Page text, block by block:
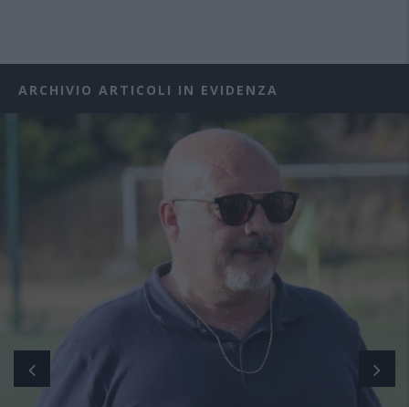
ARCHIVIO ARTICOLI IN EVIDENZA